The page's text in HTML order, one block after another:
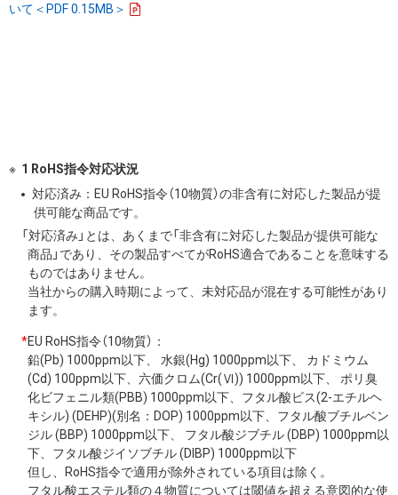
いて＜PDF 0.15MB＞
1 RoHS指令対応状況
対応済み：EU RoHS指令（10物質）の非含有に対応した製品が提
供可能な商品です。
「対応済み」とは、あくまで「非含有に対応した製品が提供可能な
商品」であり、その製品すべてがRoHS適合であることを意味する
ものではありません。
当社からの購入時期によって、未対応品が混在する可能性があり
ます。
*EU RoHS指令（10物質）：
鉛(Pb) 1000ppm以下、 水銀(Hg) 1000ppm以下、 カドミウム
(Cd) 100ppm以下、六価クロム(Cr(Ⅵ)) 1000ppm以下、 ポリ臭
化ビフェニル類(PBB) 1000ppm以下、フタル酸ビス(2-エチルヘ
キシル) (DEHP)(別名：DOP) 1000ppm以下、フタル酸ブチルベン
ジル (BBP) 1000ppm以下、 フタル酸ジブチル (DBP) 1000ppm以
下、フタル酸ジイソブチル (DIBP) 1000ppm以下
但し、RoHS指令で適用が除外されている項目は除く。
フタル酸エステル類の４物質については閾値を超える意図的な使